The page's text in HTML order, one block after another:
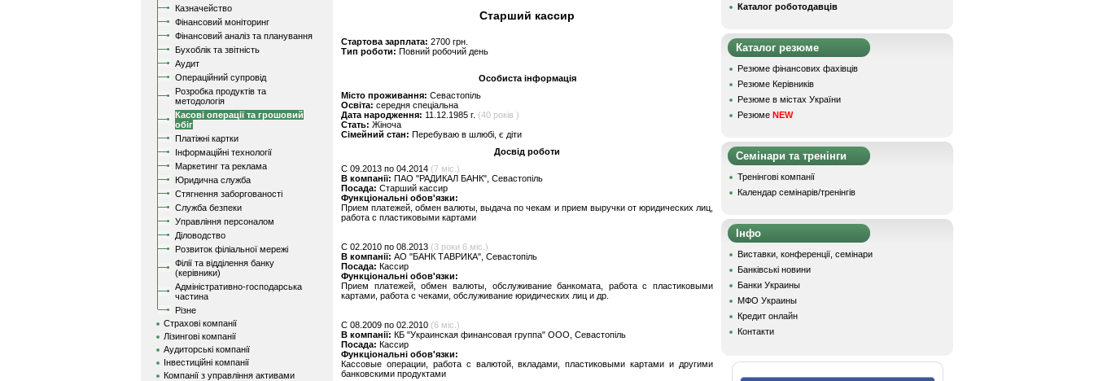
Казначейство
Фінансовий моніторинг
Фінансовий аналіз та планування
Бухоблік та звітність
Аудит
Операційний супровід
Розробка продуктів та
методологія
Касові операції та грошовий
обіг
Платіжні картки
Інформаційні технології
Маркетинг та реклама
Юридична служба
Стягнення заборгованості
Служба безпеки
Управління персоналом
Діловодство
Розвиток філіальної мережі
Філії та відділення банку
(керівники)
Адміністративно-господарська
частина
Різне
Страхові компанії
Лізингові компанії
Аудиторські компанії
Інвестиційні компанії
Компанії з управління активами
Старший кассир
Стартова зарплата: 2700 грн.
Тип роботи: Повний робочий день
Особиста інформація
Місто проживання: Севастопіль
Освіта: середня спеціальна
Дата народження: 11.12.1985 г. (40 років )
Стать: Жіноча
Сімейний стан: Перебуваю в шлюбі, є діти
Досвід роботи
C 09.2013 по 04.2014 (7 міс.)
В компанії: ПАО "РАДИКАЛ БАНК", Севастопіль
Посада: Старший кассир
Функціональні обов'язки:
Прием платежей, обмен валюты, выдача по чекам и прием выручки от юридических лиц,
работа с пластиковыми картами
C 02.2010 по 08.2013 (3 роки 6 міс.)
В компанії: АО "БАНК ТАВРИКА", Севастопіль
Посада: Кассир
Функціональні обов'язки:
Прием платежей, обмен валюты, обслуживание банкомата, работа с пластиковыми
картами, работа с чеками, обслуживание юридических лиц и др.
C 08.2009 по 02.2010 (6 міс.)
В компанії: КБ "Украинская финансовая группа" ООО, Севастопіль
Посада: Кассир
Функціональні обов'язки:
Кассовые операции, работа с валютой, вкладами, пластиковыми картами и другими
банковскими продуктами
Каталог роботодавців
Каталог резюме
Резюме фінансових фахівців
Резюме Керівників
Резюме в містах України
Резюме NEW
Семінари та тренінги
Тренінгові компанії
Календар семінарів/тренінгів
Інфо
Виставки, конференції, семінари
Банківські новини
Банки Украины
МФО Украины
Кредит онлайн
Контакти